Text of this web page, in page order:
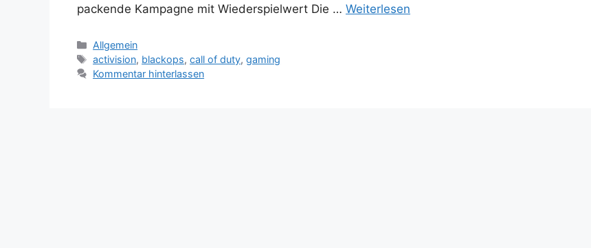
packende Kampagne mit Wiederspielwert Die … Weiterlesen
Kategorien
Allgemein
Schlagwörter
activision, blackops,call of duty,gaming
Kommentar hinterlassen